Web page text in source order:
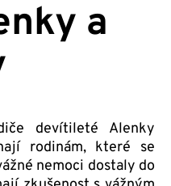
a
devítileté Alenky
rodinám, které se
nemoci dostaly do